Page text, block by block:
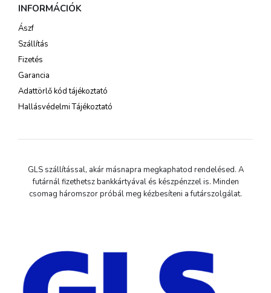
INFORMÁCIÓK
Ászf
Szállítás
Fizetés
Garancia
Adattörlő kód tájékoztató
Hallásvédelmi Tájékoztató
GLS szállítással, akár másnapra megkaphatod rendelésed. A
futárnál fizethetsz bankkártyával és készpénzzel is. Minden
csomag háromszor próbál meg kézbesíteni a futárszolgálat.